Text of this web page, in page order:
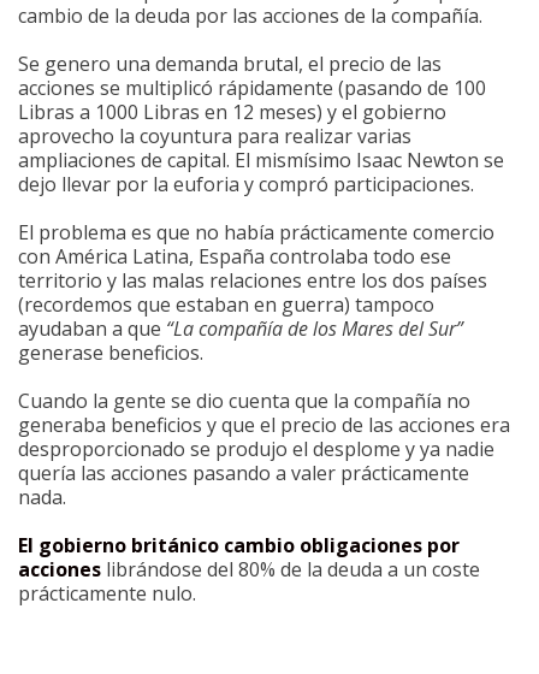
cambio de la deuda por las acciones de la compañía.
Se genero una demanda brutal, el precio de las
acciones se multiplicó rápidamente (pasando de 100
Libras a 1000 Libras en 12 meses) y el gobierno
aprovecho la coyuntura para realizar varias
ampliaciones de capital. El mismísimo Isaac Newton se
dejo llevar por la euforia y compró participaciones.
El problema es que no había prácticamente comercio
con América Latina, España controlaba todo ese
territorio y las malas relaciones entre los dos países
(recordemos que estaban en guerra) tampoco
ayudaban a que “La compañía de los Mares del Sur”
generase beneficios.
Cuando la gente se dio cuenta que la compañía no
generaba beneficios y que el precio de las acciones era
desproporcionado se produjo el desplome y ya nadie
quería las acciones pasando a valer prácticamente
nada.
El gobierno británico cambio obligaciones por
acciones librándose del 80% de la deuda a un coste
prácticamente nulo.